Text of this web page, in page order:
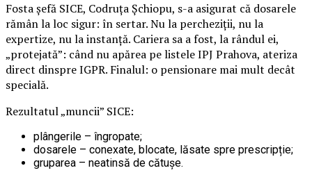
Fosta șefă SICE, Codruța Șchiopu, s-a asigurat că dosarele
rămân la loc sigur: în sertar. Nu la percheziții, nu la
expertize, nu la instanță. Cariera sa a fost, la rândul ei,
„protejată”: când nu apărea pe listele IPJ Prahova, ateriza
direct dinspre IGPR. Finalul: o pensionare mai mult decât
specială.
Rezultatul „muncii” SICE:
plângerile – îngropate;
dosarele – conexate, blocate, lăsate spre prescripție;
gruparea – neatinsă de cătușe.